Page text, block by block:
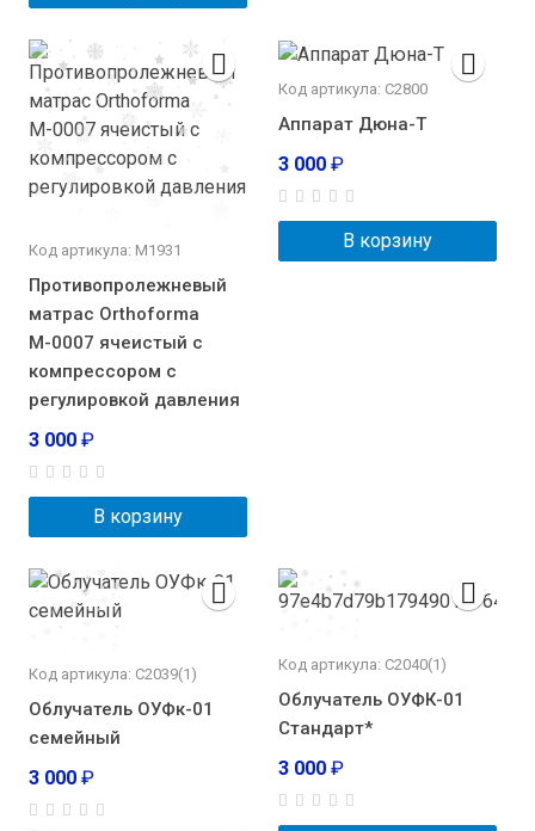
Код артикула: М1931
Противопролежневый
матрас Orthoforma
М-0007 ячеистый с
компрессором с
регулировкой давления
3 000 ₽
В корзину
Код артикула: С2800
Аппарат Дюна-Т
3 000 ₽
В корзину
Код артикула: С2039(1)
Облучатель ОУФк-01
семейный
3 000 ₽
Код артикула: С2040(1)
Облучатель ОУФК-01
Стандарт*
3 000 ₽